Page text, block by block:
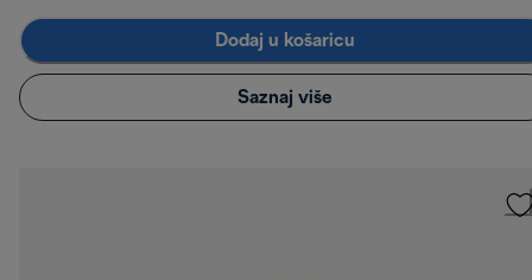
Dodaj u košaricu
Saznaj više